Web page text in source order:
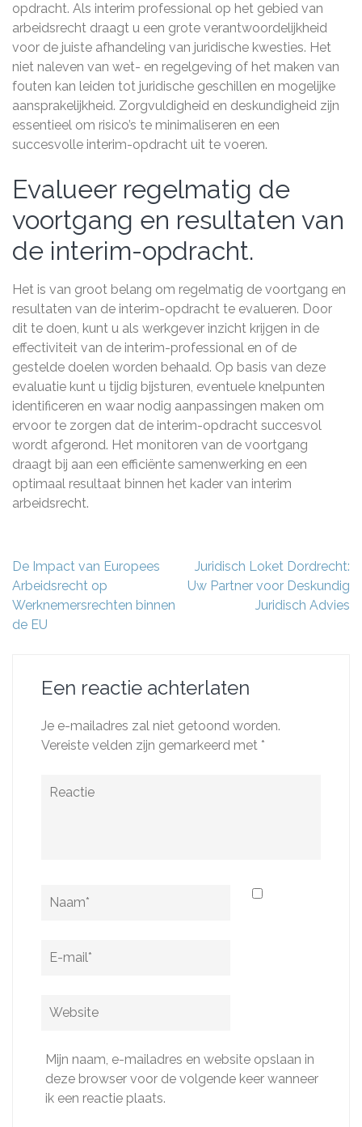
opdracht. Als interim professional op het gebied van
arbeidsrecht draagt u een grote verantwoordelijkheid
voor de juiste afhandeling van juridische kwesties. Het
niet naleven van wet- en regelgeving of het maken van
fouten kan leiden tot juridische geschillen en mogelijke
aansprakelijkheid. Zorgvuldigheid en deskundigheid zijn
essentieel om risico’s te minimaliseren en een
succesvolle interim-opdracht uit te voeren.
Evalueer regelmatig de
voortgang en resultaten van
de interim-opdracht.
Het is van groot belang om regelmatig de voortgang en
resultaten van de interim-opdracht te evalueren. Door
dit te doen, kunt u als werkgever inzicht krijgen in de
effectiviteit van de interim-professional en of de
gestelde doelen worden behaald. Op basis van deze
evaluatie kunt u tijdig bijsturen, eventuele knelpunten
identificeren en waar nodig aanpassingen maken om
ervoor te zorgen dat de interim-opdracht succesvol
wordt afgerond. Het monitoren van de voortgang
draagt bij aan een efficiënte samenwerking en een
optimaal resultaat binnen het kader van interim
arbeidsrecht.
Berichtnavigatie
De Impact van Europees
Arbeidsrecht op
Werknemersrechten binnen
de EU
Juridisch Loket Dordrecht:
Uw Partner voor Deskundig
Juridisch Advies
Een reactie achterlaten
Je e-mailadres zal niet getoond worden.
Vereiste velden zijn gemarkeerd met *
Reactie
Naam
E-
Website
Mijn naam, e-mailadres en website opslaan in
deze browser voor de volgende keer wanneer
ik een reactie plaats.